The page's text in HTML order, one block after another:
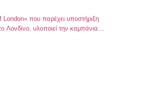
που παρέχει υποστήριξη
Λονδίνο, υλοποιεί την καμπάνια